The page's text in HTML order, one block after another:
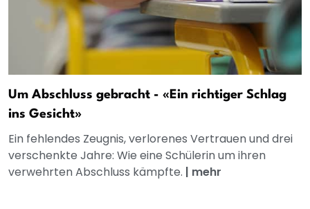
Um Abschluss gebracht - «Ein richtiger Schlag
ins Gesicht»
Ein fehlendes Zeugnis, verlorenes Vertrauen und drei
verschenkte Jahre: Wie eine Schülerin um ihren
verwehrten Abschluss kämpfte. | mehr